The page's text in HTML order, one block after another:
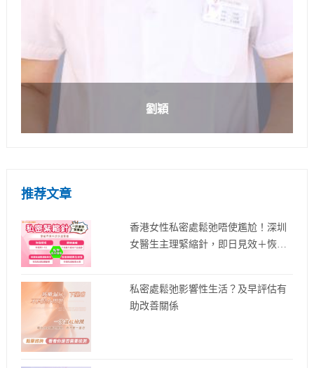
劉穎
推荐文章
香港女性私密處鬆弛唔使尷尬！深圳
女醫生主理緊縮針，即日見效＋恢復
私密處鬆弛影響性生活？及早評估有
助改善關係